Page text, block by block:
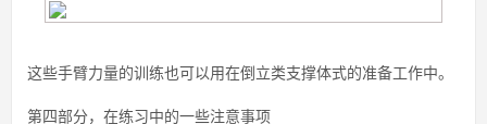
这些手臂力量的训练也可以用在倒立类支撑体式的准备工作中。
第四部分，在练习中的一些注意事项